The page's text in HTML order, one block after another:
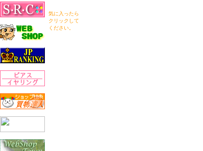
気に入ったら
クリックして
ください。